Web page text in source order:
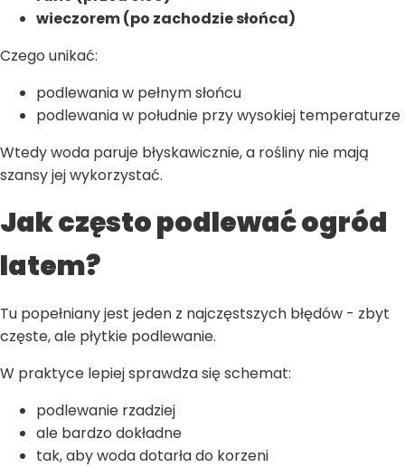
wieczorem (po zachodzie słońca)
Czego unikać:
podlewania w pełnym słońcu
podlewania w południe przy wysokiej temperaturze
Wtedy woda paruje błyskawicznie, a rośliny nie mają
szansy jej wykorzystać.
Jak często podlewać ogród
latem?
Tu popełniany jest jeden z najczęstszych błędów - zbyt
częste, ale płytkie podlewanie.
W praktyce lepiej sprawdza się schemat:
podlewanie rzadziej
ale bardzo dokładne
tak, aby woda dotarła do korzeni